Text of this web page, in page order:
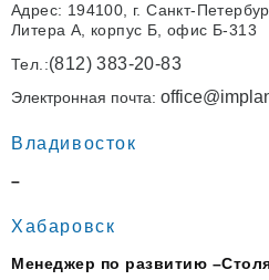
Адрес: 194100, г. Санкт-
Литера А, корпус Б, офис Б-313
Тел.:(812) 383-20-83
Электронная почта:
Владивосток
–
Хабаровск
Менеджер по развитию –